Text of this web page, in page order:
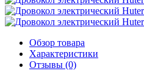
Обзор товара
Характеристики
Отзывы (0)